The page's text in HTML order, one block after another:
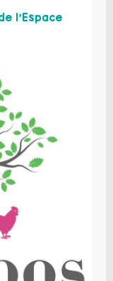
l’Espace